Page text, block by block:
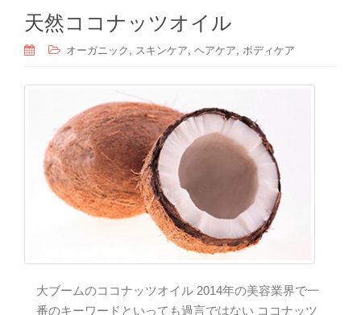
天然ココナッツオイル
オーガニック, スキンケア, ヘアケア, ボディケア
大ブームのココナッツオイル 2014年の美容業界で一
番のキーワードといっても過言ではない ココナッツ